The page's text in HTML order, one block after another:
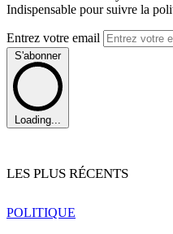
Indispensable pour suivre la
Entrez votre email
S'abonner
Loading...
LES PLUS RÉCENTS
POLITIQUE